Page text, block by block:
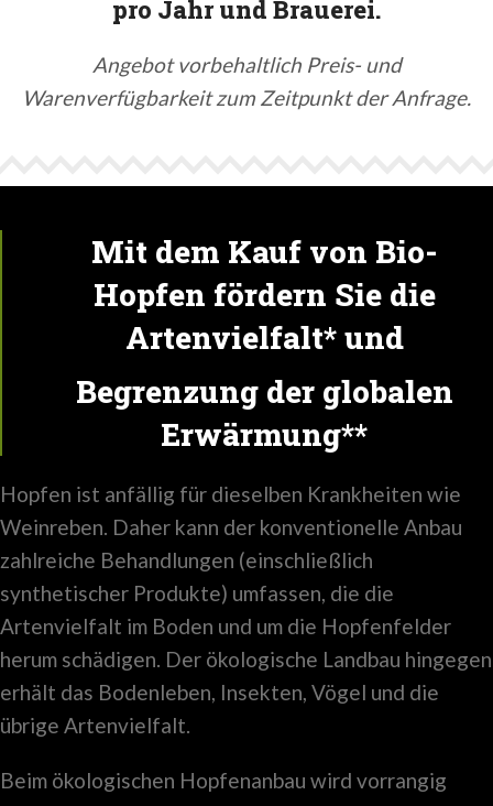
pro Jahr und Brauerei.
Angebot vorbehaltlich Preis- und
Warenverfügbarkeit zum Zeitpunkt der Anfrage.
Mit dem Kauf von Bio-
Hopfen fördern Sie die
Artenvielfalt* und
Begrenzung der globalen
Erwärmung**
Hopfen ist anfällig für dieselben Krankheiten wie
Weinreben. Daher kann der konventionelle Anbau
zahlreiche Behandlungen (einschließlich
synthetischer Produkte) umfassen, die die
Artenvielfalt im Boden und um die Hopfenfelder
herum schädigen. Der ökologische Landbau hingegen
erhält das Bodenleben, Insekten, Vögel und die
übrige Artenvielfalt.
Beim ökologischen Hopfenanbau wird vorrangig